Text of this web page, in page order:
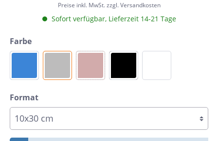
Preise inkl. MwSt. zzgl. Versandkosten
Sofort verfügbar, Lieferzeit 14-21 Tage
Farbe
Format